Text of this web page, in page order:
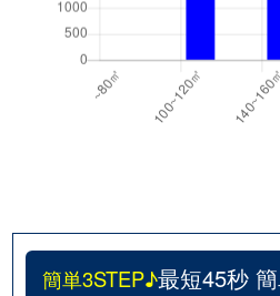
簡単3STEP♪最短45秒